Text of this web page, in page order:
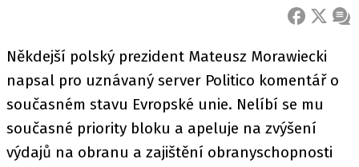
FACEBOOK
X
Někdejší polský prezident Mateusz Morawiecki
napsal pro uznávaný server Politico komentář o
současném stavu Evropské unie. Nelíbí se mu
současné priority bloku a apeluje na zvýšení
výdajů na obranu a zajištění obranyschopnosti